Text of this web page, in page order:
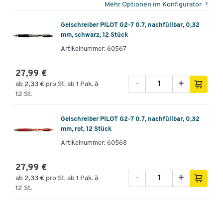
Mehr Optionen im Konfigurator
Gelschreiber PILOT G2-7 0.7, nachfüllbar, 0,32
mm, schwarz, 12 Stück
Artikelnummer: 60567
27,99 €
ab 2,33 € pro St. ab 1 Pak. à
12 St.
+
-
Gelschreiber PILOT G2-7 0.7, nachfüllbar, 0,32
mm, rot, 12 Stück
Artikelnummer: 60568
27,99 €
ab 2,33 € pro St. ab 1 Pak. à
12 St.
+
-